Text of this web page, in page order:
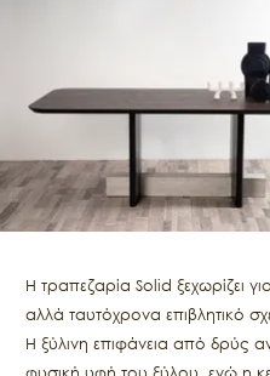
Η τραπεζαρία Solid ξεχωρίζει
αλλά ταυτόχρονα επιβλητικό
Η ξύλινη επιφάνεια από δρύς